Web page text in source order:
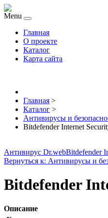
Menu
Главная
О проекте
Каталог
Карта сайта
Главная >
Каталог >
Антивирусы и
Bitdefender Internet
Антивирус Dr.webBitdefender
Вернуться к: Антивирусы и
Bitdefender
Описание